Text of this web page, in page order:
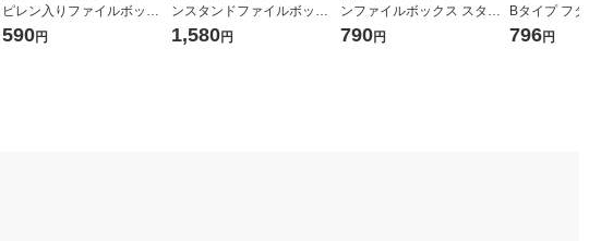
ピレン入りファイルボック
ス スタンダードタイプ ホワ
590円
ンスタンドファイルボック
ス ワイドA4用 約幅15×奥行
1,580円
ンファイルボックス スタン
ダードタイプワイド A4用ダ
790円
Bタイプ フタ
102mm グレー
796円